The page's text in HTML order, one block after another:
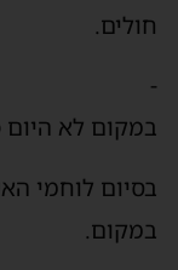
חולים.
-
במקום לא היום
בסיום לוחמי
במקום.